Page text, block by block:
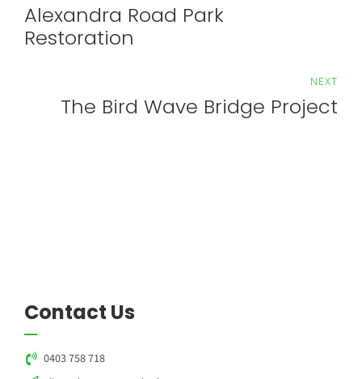
Alexandra Road Park
Restoration
NEXT
The Bird Wave Bridge Project
Contact Us
0403 758 718